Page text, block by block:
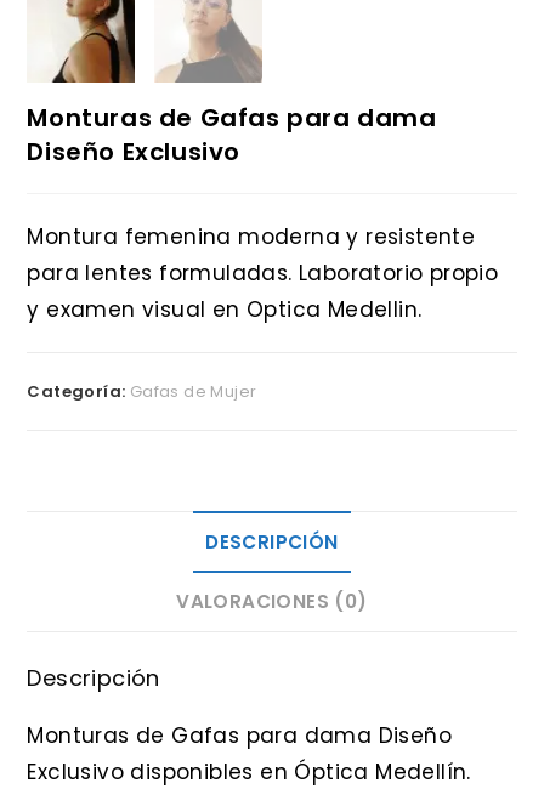
Monturas de Gafas para dama
Diseño Exclusivo
Montura femenina moderna y resistente
para lentes formuladas. Laboratorio propio
y examen visual en Optica Medellin.
Categoría: Gafas de Mujer
DESCRIPCIÓN
VALORACIONES (0)
Descripción
Monturas de Gafas para dama Diseño
Exclusivo disponibles en Óptica Medellín.